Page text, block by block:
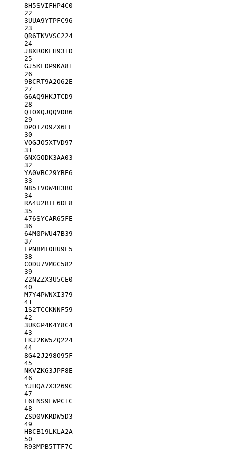
8H5SVIFHP4C0
22
3UUA9YTPFC96
23
QR6TKVVSC224
24
J8XROKLH931D
25
GJ5KLDP9KA81
26
9BCRT9A2O62E
27
G6AQ9HKJTCD9
28
QTOXQJQQVDB6
29
DPOTZ09ZX6FE
30
VOGJO5XTVD97
31
GNXGODK3AA03
32
YA0VBC29YBE6
33
N85TVOW4H3B0
34
RA4U2BTL6DF8
35
476SYCAR65FE
36
64M0PWU47B39
37
EPN8MT0HU9E5
38
CODU7VMGC582
39
Z2NZZX3U5CE0
40
M7Y4PWNXI379
41
1S2TCCKNNF59
42
3UKGP4K4Y8C4
43
FKJ2KW5ZQ224
44
8G42J298O95F
45
NKVZKG3JPF8E
46
YJHQA7X3269C
47
E6FNS9FWPC1C
48
ZSD0VKRDW5D3
49
HBCB19LKLA2A
50
R93MPB5TTF7C